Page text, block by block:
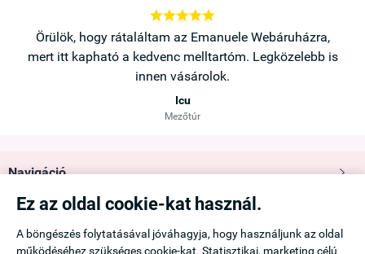
Ez az oldal cookie-kat használ.
A böngészés folytatásával jóváhagyja, hogy használjunk az oldal
működéséhez szükséges cookie-kat. Statisztikai, marketing célú

Örülök, hogy rátaláltam az Emanuele Webáruházra,
mert itt kapható a kedvenc melltartóm. Legközelebb is
innen vásárolok.
Icu
Mezőtúr
Navigáció 
Saját fiók